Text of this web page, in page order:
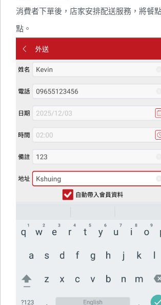
消費者下單後，店家安排配送服務，將餐
點。